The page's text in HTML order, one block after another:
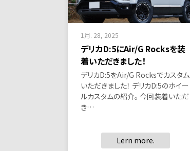
1月. 28, 2025
デリカD:5にAir/G Rocksを装
着いただきました！
デリカD:5をAir/G Rocksでカスタム
いただきました！ デリカD:5のホイー
ルカスタムの紹介。 今回装着いただ
き…
Lern more.